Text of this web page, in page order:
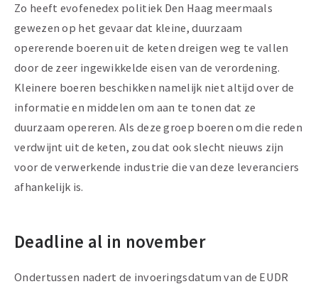
Zo heeft evofenedex politiek Den Haag meermaals
gewezen op het gevaar dat kleine, duurzaam
opererende boeren uit de keten dreigen weg te vallen
door de zeer ingewikkelde eisen van de verordening.
Kleinere boeren beschikken namelijk niet altijd over de
informatie en middelen om aan te tonen dat ze
duurzaam opereren. Als deze groep boeren om die reden
verdwijnt uit de keten, zou dat ook slecht nieuws zijn
voor de verwerkende industrie die van deze leveranciers
afhankelijk is.
Deadline al in november
Ondertussen nadert de invoeringsdatum van de EUDR